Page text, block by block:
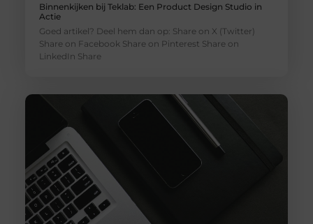
Binnenkijken bij Teklab: Een Product Design Studio in
Actie
Goed artikel? Deel hem dan op: Share on X (Twitter)
Share on Facebook Share on Pinterest Share on
LinkedIn Share